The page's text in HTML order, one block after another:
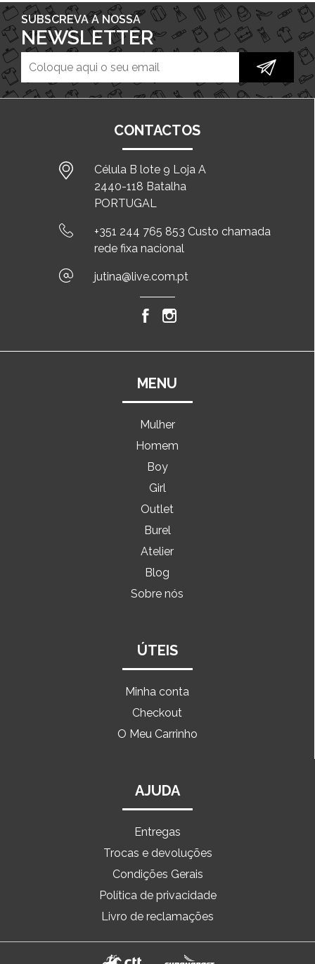
SUBSCREVA A NOSSA
NEWSLETTER
CONTACTOS
Célula B lote 9 Loja A
2440-118 Batalha
PORTUGAL
+351 244 765 853 Custo chamada
rede fixa nacional
jutina@live.com.pt
MENU
Mulher
Homem
Boy
Girl
Outlet
Burel
Atelier
Blog
Sobre nós
ÚTEIS
Minha conta
Checkout
O Meu Carrinho
AJUDA
Entregas
Trocas e devoluções
Condições Gerais
Política de privacidade
Livro de reclamações